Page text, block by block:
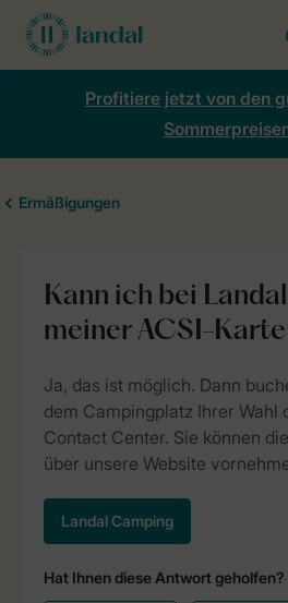
Profitiere jetzt von den